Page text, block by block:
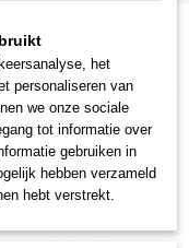
het
personaliseren van
we onze sociale
tot informatie over
gebruiken in
hebben verzameld
hebt verstrekt.